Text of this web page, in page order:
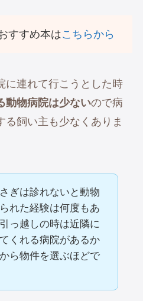
すすめ本はこちらから
に連れて行こうとした時
動物病院は少ないので病
る飼い主も少なくありま
ぎは診れないと動物
れた経験は何度もあ
っ越しの時は近隣に
くれる病院があるか
ら物件を選ぶほどで